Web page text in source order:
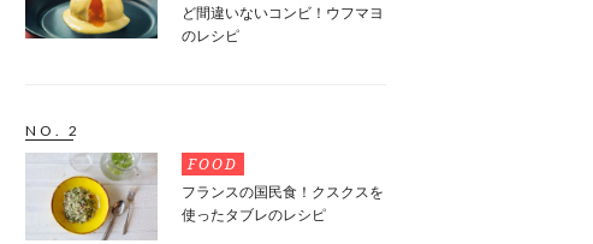
ど間違いないコンビ！ウフマヨ
のレシピ
NO. 2
FOOD
フランスの国民食！クスクスを
使ったタブレのレシピ